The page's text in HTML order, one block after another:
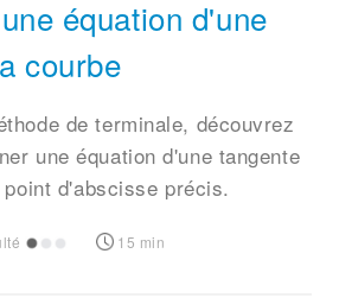
équation d'une
courbe
de terminale, découvrez
une équation d'une tangente
d'abscisse précis.
15 min